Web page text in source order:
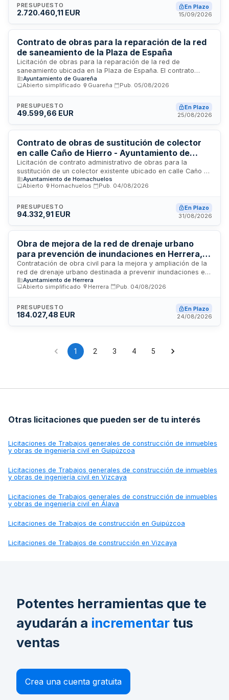
modificaciones estructurales en zonas de talleres según las
especialidades formativas a implantar, así como el
tratamiento de residuos y gestión energética durante la
ejecución.
PRESUPUESTO
2.720.460,11 EUR
En Plazo
15/09/2026
Contrato de obras para la reparación de la red
de saneamiento de la Plaza de España
Licitación de obras para la reparación de la red de
saneamiento ubicada en la Plaza de España. El contrato
incluye trabajos de saneamiento, tuberías de distribución de
agua y pavimentación de calles. Se ejecutará mediante
adjudicación. El presupuesto estimado es de 57.535,61 euros
con IVA incluido, y el plazo de ejecución es de cuarenta y
Ayuntamiento de Guareña
Abierto simplificado
Guareña Pub. 05/08/2026
PRESUPUESTO
49.599,66 EUR
En Plazo
25/08/2026
Contrato de obras de sustitución de colector
en calle Caño de Hierro - Ayuntamiento de
Hornachuelos
Licitación de contrato administrativo de obras para la
sustitución de un colector existente ubicado en calle Caño de
Hierro del municipio de Hornachuelos en la provincia de
Córdoba. El proyecto técnico que sustenta la actuación
constituyendo una unidad funcional completa susceptible de
entrega al uso público. La adjudicación se realizará
exclusivamente en el precio.
Ayuntamiento de Hornachuelos
Abierto
Hornachuelos Pub. 04/08/2026
PRESUPUESTO
94.332,91 EUR
En Plazo
31/08/2026
Obra de mejora de la red de drenaje urbano
para prevención de inundaciones en Herrera,
Sevilla
Contratación de obra civil para la mejora y ampliación de la
red de drenaje urbano destinada a prevenir inundaciones en
las vías públicas de Camino Los Negros y calle Séneca hasta
su confluencia con calle Rafael Alberti en el municipio de
de trabajos de saneamiento e infraestructuras de drenaje
conforme a lo especificado en el proyecto técnico aprobado
Ayuntamiento de Herrera
Abierto simplificado
Herrera Pub. 04/08/2026
PRESUPUESTO
184.027,48 EUR
En Plazo
24/08/2026
1 2 3 4 5
Otras licitaciones que pueden ser de tu interés
Licitaciones de Trabajos generales de construcción de inmuebles
y obras de ingeniería civil en Guipúzcoa
Licitaciones de Trabajos generales de construcción de inmuebles
y obras de ingeniería civil en Vizcaya
Licitaciones de Trabajos generales de construcción de inmuebles
y obras de ingeniería civil en Álava
Licitaciones de Trabajos de construcción en Guipúzcoa
Licitaciones de Trabajos de construcción en Vizcaya
Potentes herramientas que te
ayudarán a incrementar tus
ventas
Crea una cuenta gratuita